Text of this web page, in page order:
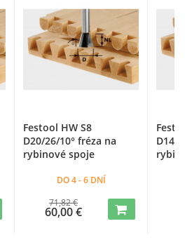
Festool HW S8
D20/26/10° fréza na
rybinové spoje
DO 4 - 6 DNÍ
71,82 €
60,00 €